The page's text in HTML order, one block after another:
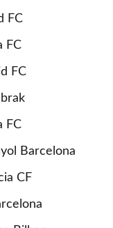
FC
FC
FC
FC
Barcelona
CF